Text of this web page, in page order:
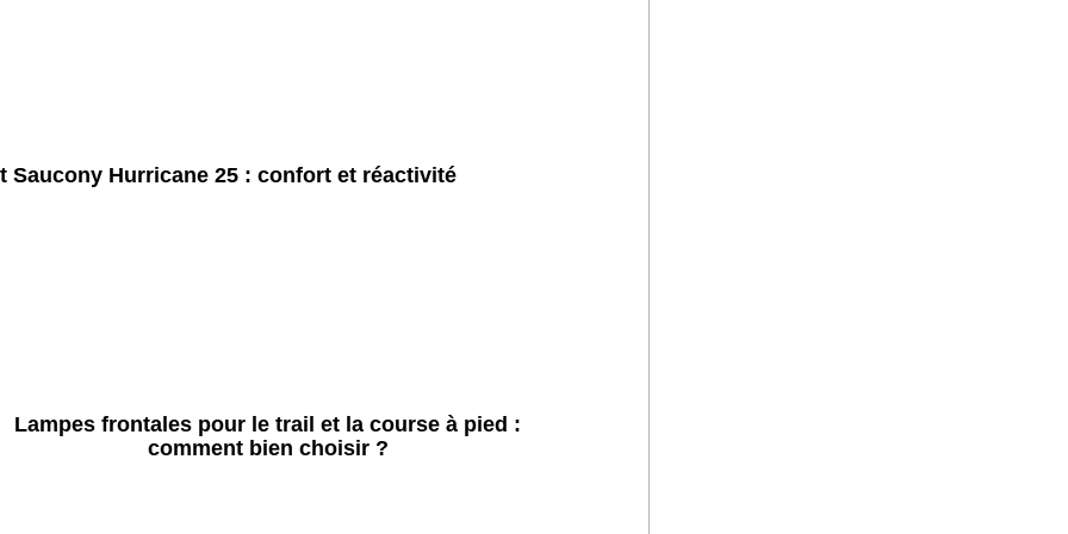
Saucony Hurricane 25 : confort et réactivité
Lampes frontales pour le trail et la course à pied :
comment bien choisir ?